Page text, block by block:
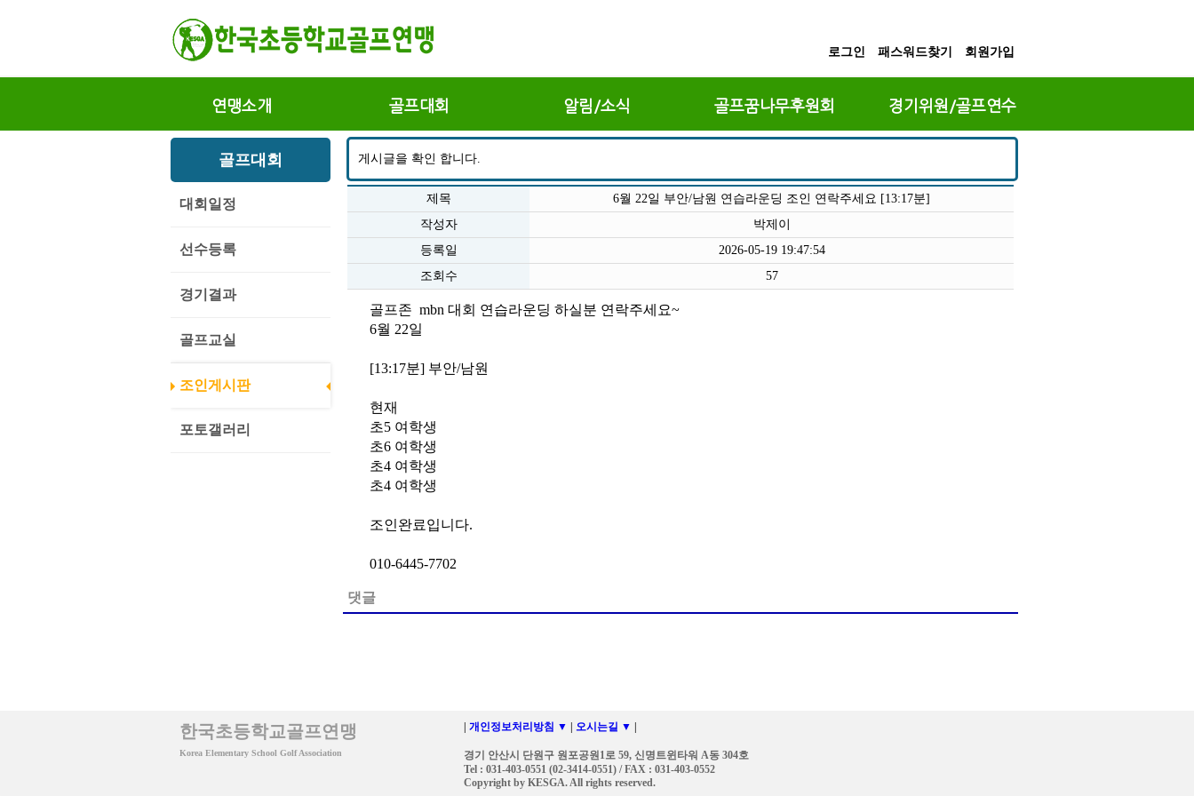
로그인 패스워드찾기 회원가입
연맹소개 골프대회 알림/소식 골프꿈나무후원회 경기위원/골프연수
골프대회
대회일정
선수등록
경기결과
골프교실
조인게시판
포토갤러리
게시글을 확인 합니다.
제목
6월 22일 부안/남원 연습라운딩 조인 연락주세요 [13:17분]
작성자
박제이
등록일
2026-05-19 19:47:54
조회수
57
골프존  mbn 대회 연습라운딩 하실분 연락주세요~
6월 22일
[13:17분] 부안/남원
현재
초5 여학생
초6 여학생
초4 여학생
초4 여학생
조인완료입니다.
010-6445-7702
댓글
한국초등학교골프연맹
Korea Elementary School Golf Association
개인정보처리방침 ▼ 오시는길 ▼
경기 안산시 단원구 원포공원1로 59, 신명트윈타워 A동 304호
Tel : 031-403-0551 (02-3414-0551) / FAX : 031-403-0552
Copyright by KESGA. All rights reserved.